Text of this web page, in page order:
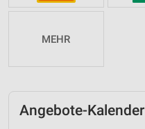
MEHR
Angebote-Kalender